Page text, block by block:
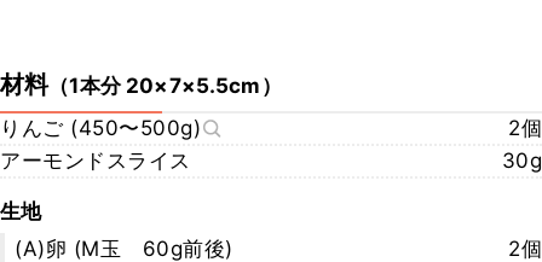
材料（1本分 20×7×5.5cm ）
りんご (450〜500g)
2個
アーモンドスライス
30g
生地
(A)卵 (M玉 60g前後)
2個